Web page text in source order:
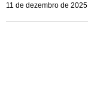
11 de dezembro de 2025